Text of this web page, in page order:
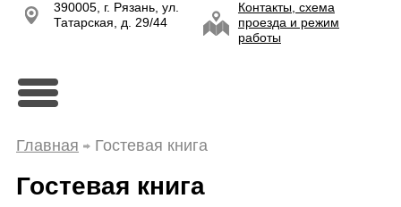
390005, г. Рязань, ул.
Татарская, д. 29/44
Контакты, схема
проезда и режим
работы
Главная Гостевая книга
Гостевая книга